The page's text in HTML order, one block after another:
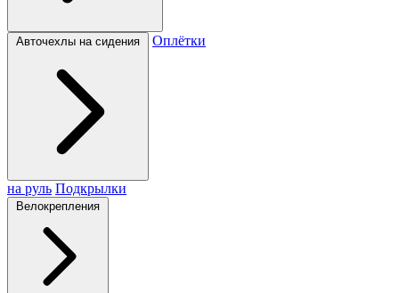
Авточехлы на сидения Оплётки
на руль Подкрылки
Велокрепления